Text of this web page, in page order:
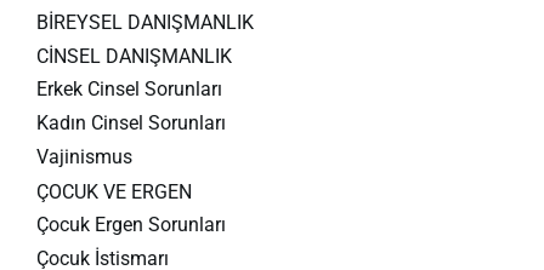
BİREYSEL DANIŞMANLIK
CİNSEL DANIŞMANLIK
Erkek Cinsel Sorunları
Kadın Cinsel Sorunları
Vajinismus
ÇOCUK VE ERGEN
Çocuk Ergen Sorunları
Çocuk İstismarı